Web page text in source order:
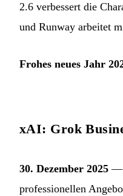
2.6 verbessert die
und Runway arbeitet
Frohes neues Jahr
xAI: Grok
30. Dezember 2025 —
professionellen